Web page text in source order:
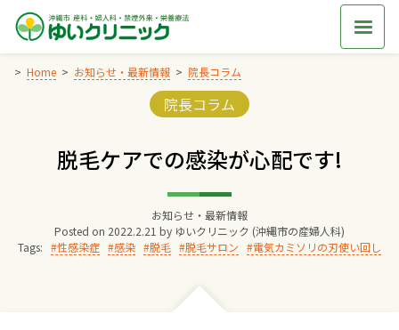
Skip
content
Home お知らせ・最新情報 院長コラム
Categories:
院長コラム
脱毛ケアでの感染が心配です!
お知らせ・最新情報
Posted on 2022.2.21 by ゆいクリニック (沖縄市の産婦人科)
Tags:
性感染症 感染 脱毛 脱毛サロン 電気カミソリの刃使い回し
院長からのごあいさつ